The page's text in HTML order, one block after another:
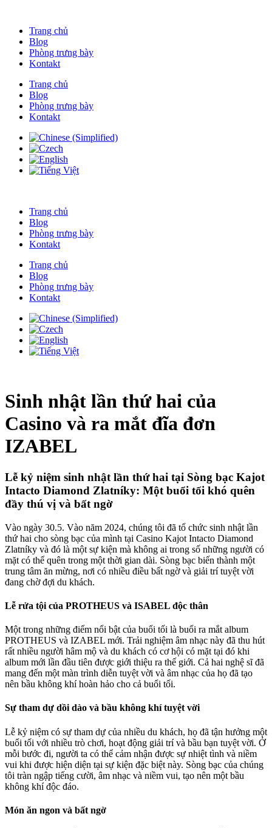
contentTrang chủ
Blog
Phòng trưng bày
Kontakt
Trang chủ
Blog
Phòng trưng bày
Kontakt
Trang chủ
Blog
Phòng trưng bày
Kontakt
Trang chủ
Blog
Phòng trưng bày
Kontakt
Sinh nhật lần thứ hai của
Casino và ra mắt đĩa đơn
IZABEL
Lễ kỷ niệm sinh nhật lần thứ hai tại Sòng bạc Kajot
Intacto Diamond Zlatníky: Một buổi tối khó quên
đầy thú vị và bất ngờ
Vào ngày 30.5. Vào năm 2024, chúng tôi đã tổ chức sinh nhật lần
thứ hai cho sòng bạc của mình tại Casino Kajot Intacto Diamond
Zlatníky và đó là một sự kiện mà không ai trong số những người có
mặt có thể quên trong một thời gian dài. Sòng bạc biến thành một
trung tâm ăn mừng, nơi có nhiều điều bất ngờ và giải trí tuyệt vời
đang chờ đợi du khách.
Lễ rửa tội của PROTHEUS và ISABEL độc thân
Một trong những điểm nổi bật của buổi tối là buổi ra mắt album
PROTHEUS và IZABEL mới. Trải nghiệm âm nhạc này đã thu hút
rất nhiều người hâm mộ và du khách có cơ hội có mặt tại đó khi
album mới lần đầu tiên được giới thiệu ra thế giới. Cả hai nghệ sĩ đã
mang đến một màn trình diễn tuyệt vời và âm nhạc của họ đã tạo
nên bầu không khí hoàn hảo cho cả buổi tối.
Sự tham dự dồi dào và bầu không khí tuyệt vời
Lễ kỷ niệm có sự tham dự của nhiều du khách, họ đã tận hưởng một
buổi tối với nhiều trò chơi, hoạt động giải trí và bầu bạn tuyệt vời. Ở
mỗi bước đi, người ta có thể cảm nhận được sự nhiệt tình và niềm
vui khi được hiện diện tại sự kiện đặc biệt này. Sòng bạc của chúng
tôi tràn ngập tiếng cười, âm nhạc và niềm vui, tạo nên một bầu
không khí độc đáo.
Món ăn ngon và bất ngờ